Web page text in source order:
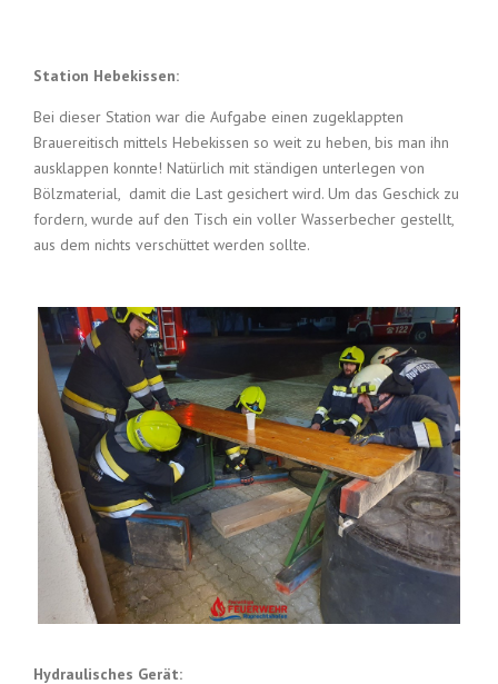
Station Hebekissen:
Bei dieser Station war die Aufgabe einen zugeklappten
Brauereitisch mittels Hebekissen so weit zu heben, bis man ihn
ausklappen konnte! Natürlich mit ständigen unterlegen von
Bölzmaterial, damit die Last gesichert wird. Um das Geschick zu
fordern, wurde auf den Tisch ein voller Wasserbecher gestellt,
aus dem nichts verschüttet werden sollte.
Hydraulisches Gerät: